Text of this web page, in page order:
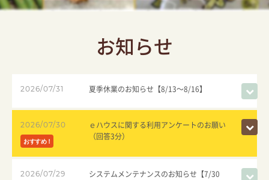
お知らせ
2026/07/31 夏季休業のお知らせ【8/13～8/16】
2026/07/30
ｅハウスに関する利用アンケートのお願い
（回答3分）
2026/07/29
システムメンテナンスのお知らせ【7/30